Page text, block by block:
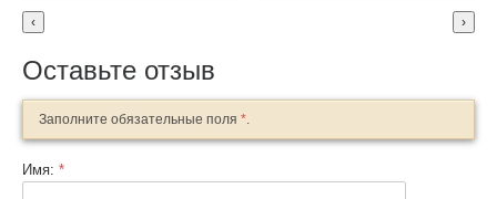
‹ ›
Оставьте отзыв
Заполните обязательные поля *
Имя: *